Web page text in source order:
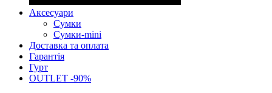
Аксесуари
Сумки
Сумки-mini
Доставка та оплата
Гарантія
Гурт
OUTLET -90%